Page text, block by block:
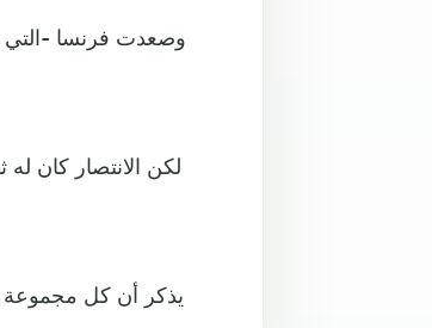
وصعدت فرنسا -التي
لكن الانتصار كان
يذكر أن كل مجموعة